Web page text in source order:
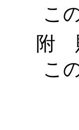
この
この